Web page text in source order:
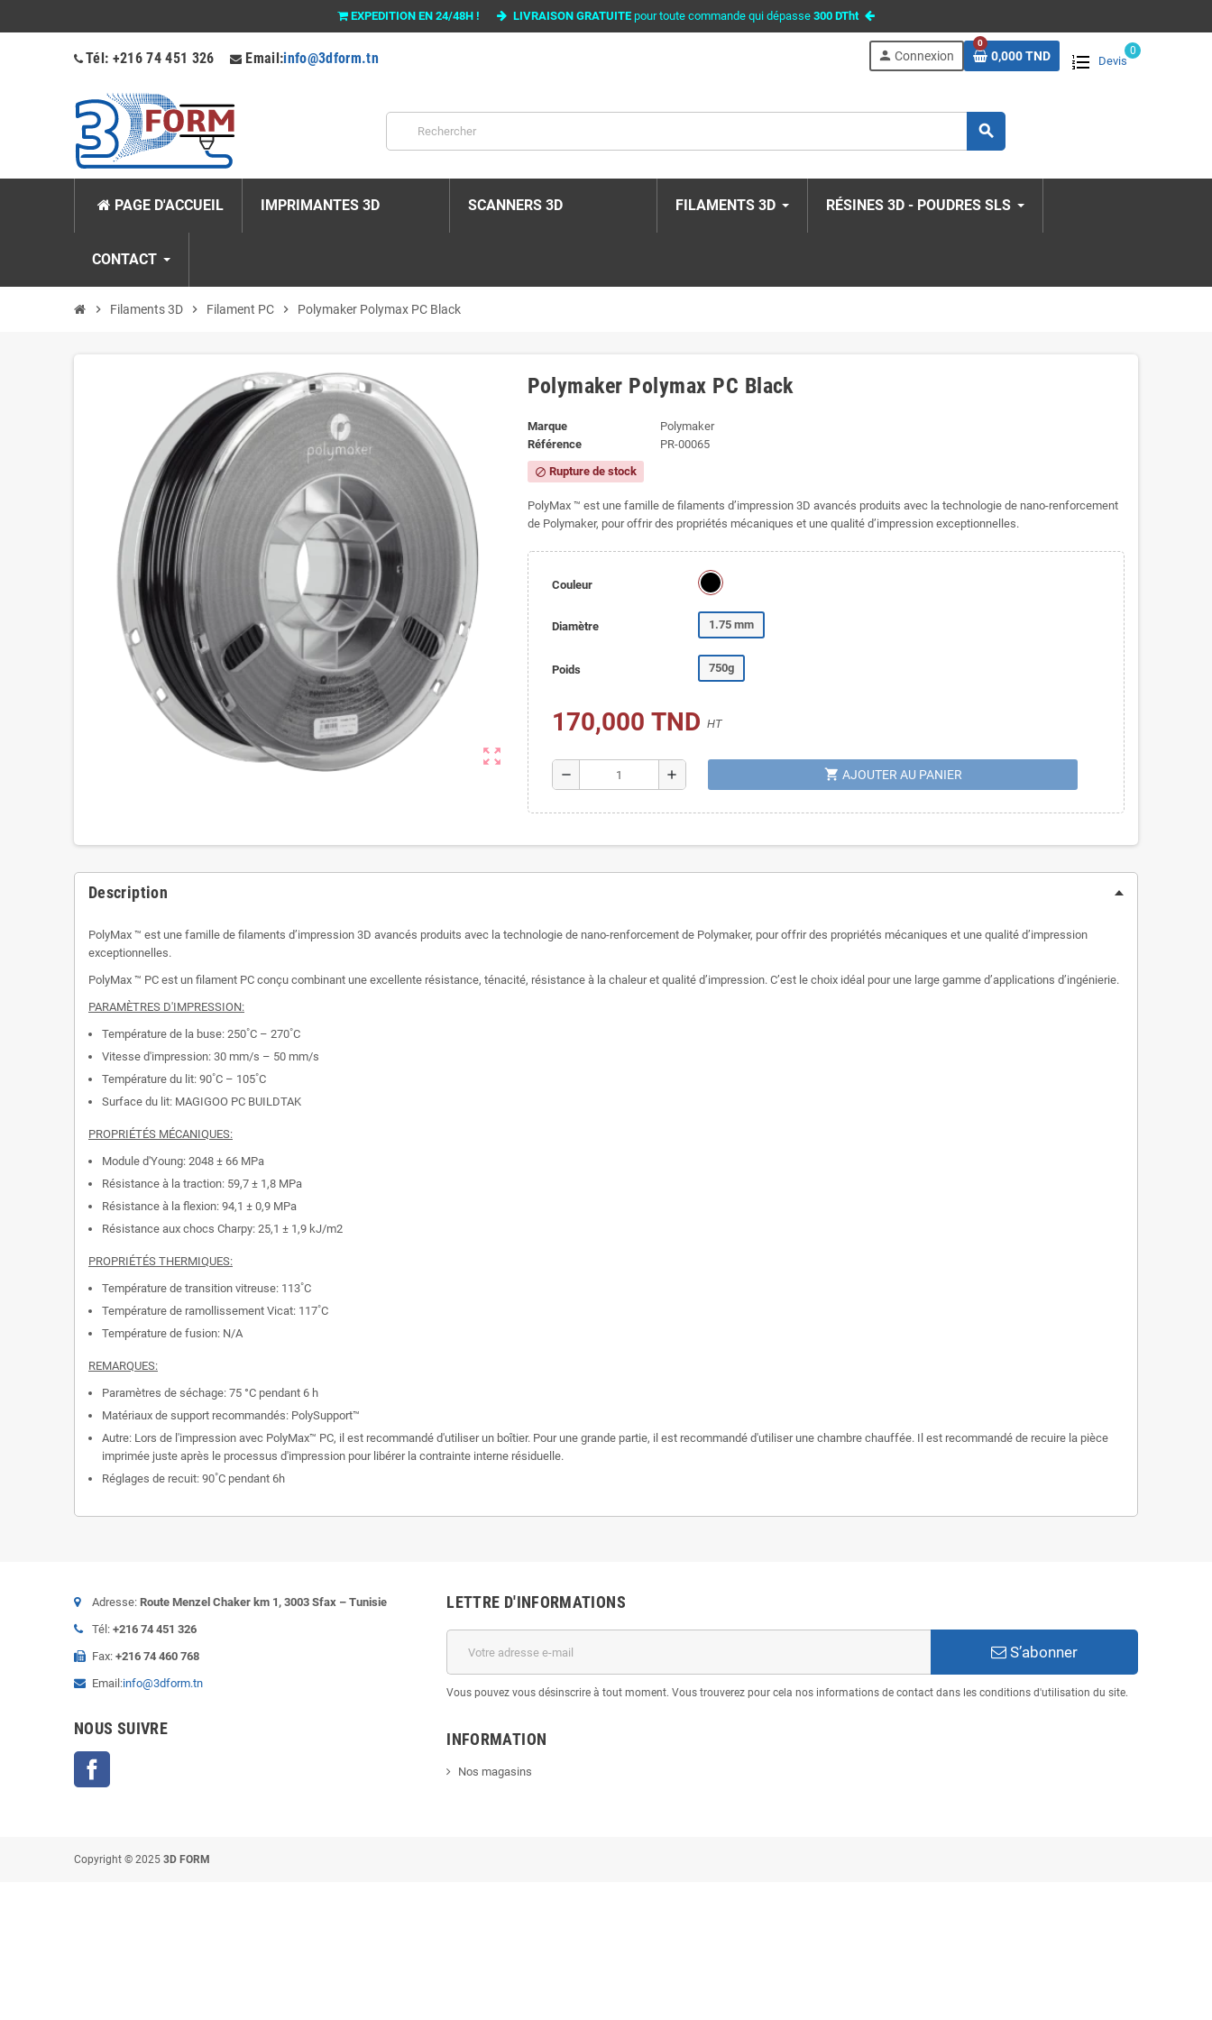
EXPEDITION EN 24/48H ! LIVRAISON GRATUITE pour toute commande qui dépasse 300 DTht
Tél: +216 74 451 326 Email:info@3dform.tn person Connexion
0
0,000 TND Devis
0
search
PAGE D'ACCUEIL IMPRIMANTES 3D SCANNERS 3D FILAMENTS 3D RÉSINES 3D - POUDRES SLS
CONTACT
chevron_right Filaments 3D chevron_right Filament PC chevron_right Polymaker Polymax PC Black
zoom_out_map
Polymaker Polymax PC Black
Marque
Polymaker
Référence
PR-00065
block Rupture de stock
PolyMax ™ est une famille de filaments d’impression 3D avancés produits avec la technologie de nano-renforcement
de Polymaker, pour offrir des propriétés mécaniques et une qualité d’impression exceptionnelles.
Couleur
Diamètre 1.75 mm
Poids 750g
170,000 TND HT
remove add shopping_cart AJOUTER AU PANIER
Description
PolyMax ™ est une famille de filaments d’impression 3D avancés produits avec la technologie de nano-renforcement de Polymaker, pour offrir des propriétés mécaniques et une qualité d’impression
exceptionnelles.
PolyMax ™ PC est un filament PC conçu combinant une excellente résistance, ténacité, résistance à la chaleur et qualité d’impression. C’est le choix idéal pour une large gamme d’applications d’ingénierie.
PARAMÈTRES D'IMPRESSION:
Température de la buse: 250˚C – 270˚C
Vitesse d'impression: 30 mm/s – 50 mm/s
Température du lit: 90˚C – 105˚C
Surface du lit: MAGIGOO PC BUILDTAK
PROPRIÉTÉS MÉCANIQUES:
Module d'Young: 2048 ± 66 MPa
Résistance à la traction: 59,7 ± 1,8 MPa
Résistance à la flexion: 94,1 ± 0,9 MPa
Résistance aux chocs Charpy: 25,1 ± 1,9 kJ/m2
PROPRIÉTÉS THERMIQUES:
Température de transition vitreuse: 113˚C
Température de ramollissement Vicat: 117˚C
Température de fusion: N/A
REMARQUES:
Paramètres de séchage: 75 °C pendant 6 h
Matériaux de support recommandés: PolySupport™
Autre: Lors de l'impression avec PolyMax™ PC, il est recommandé d'utiliser un boîtier. Pour une grande partie, il est recommandé d'utiliser une chambre chauffée. Il est recommandé de recuire la pièce
imprimée juste après le processus d'impression pour libérer la contrainte interne résiduelle.
Réglages de recuit: 90˚C pendant 6h
Adresse: Route Menzel Chaker km 1, 3003 Sfax – Tunisie
Tél: +216 74 451 326
Fax: +216 74 460 768
Email:info@3dform.tn
NOUS SUIVRE
LETTRE D'INFORMATIONS
S’abonner
Vous pouvez vous désinscrire à tout moment. Vous trouverez pour cela nos informations de contact dans les conditions d'utilisation du site.
INFORMATION
Nos magasins
Copyright © 2025 3D FORM